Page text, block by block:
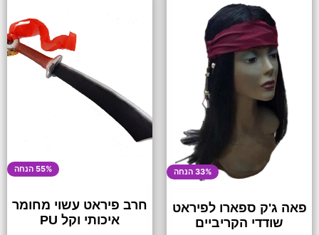
33% הנחה
פאה ג'ק ספארו לפיראט
שודדי הקריביים
55% הנחה
חרב פיראט עשוי מחומר
איכותי וקל PU